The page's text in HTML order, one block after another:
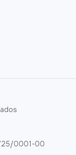
0001-00